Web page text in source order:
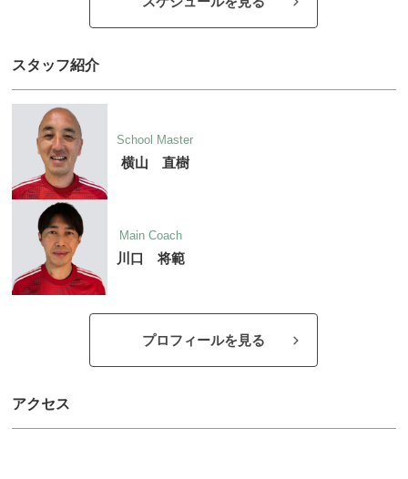
スタッフ紹介
School Master
横山 直樹
Main Coach
川口 将範
プロフィールを見る
アクセス